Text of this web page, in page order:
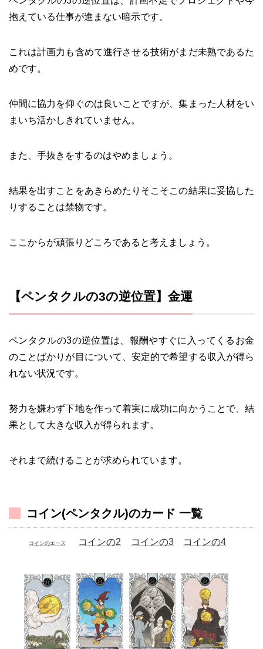
抱えている仕事が進まない暗示です。
これは計画力も含めて進行させる技術がまだ未熟であるた
めです。
仲間に協力を仰ぐのは良いことですが、集まった人材をい
まいち活かしきれていません。
また、手抜きをするのはやめましょう。
結果を出すことをあきらめたりそこそこの結果に妥協した
りすることは禁物です。
ここからが頑張りどころであると考えましょう。
【ペンタクルの3の逆位置】金運
ペンタクルの3の逆位置は、報酬やすぐに入ってくるお金
のことばかりが目について、安定的で希望する収入が得ら
れない状況です。
努力を嫌わず下地を作って着実に成功に向かうことで、結
果として大きな収入が得られます。
それまで続けることが求められています。
コイン(ペンタクル)のカード 一覧
コインのエース コインの2 コインの3 コインの4